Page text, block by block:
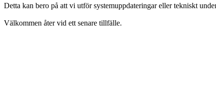
Detta kan bero på att vi utför systemuppdateringar eller tekniskt
Välkommen åter vid ett senare tillfälle.